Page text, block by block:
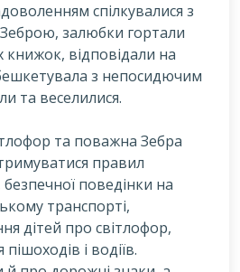
спілкувалися з
залюбки гортали
книжок, відповідали на
з непосидючим
та веселилися.
та поважна Зебра
правил
поведінки на
транспорті,
дітей про світлофор,
і водіїв.